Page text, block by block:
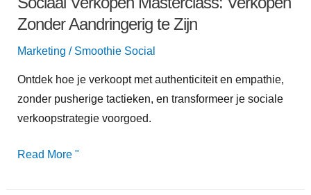
Zonder Aandringerig te Zijn
Marketing / Smoothie Social
Ontdek hoe je verkoopt met authenticiteit en empathie,
zonder pusherige tactieken, en transformeer je sociale
verkoopstrategie voorgoed.
Read More "